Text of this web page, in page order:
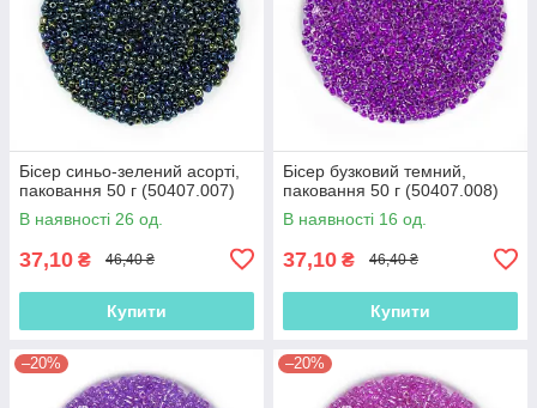
Бісер синьо-зелений асорті,
паковання 50 г (50407.007)
В наявності 26 од.
37,10 ₴ 46,40 ₴
Купити
Бісер бузковий темний,
паковання 50 г (50407.008)
В наявності 16 од.
37,10 ₴ 46,40 ₴
Купити
–20% –20%